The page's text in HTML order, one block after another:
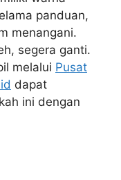
panduan,
menangani.
segera ganti.
melalui Pusat
dapat
ini dengan